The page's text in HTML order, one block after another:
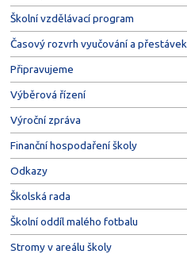
Školní vzdělávací program
Časový rozvrh vyučování a přestávek
Připravujeme
Výběrová řízení
Výroční zpráva
Finanční hospodaření školy
Odkazy
Školská rada
Školní oddíl malého fotbalu
Stromy v areálu školy